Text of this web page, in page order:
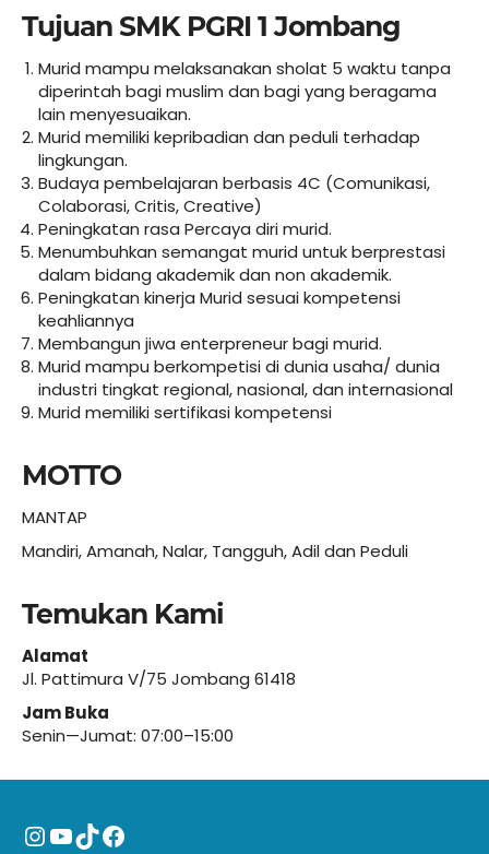
Tujuan SMK PGRI 1 Jombang
Murid mampu melaksanakan sholat 5 waktu tanpa
diperintah bagi muslim dan bagi yang beragama
lain menyesuaikan.
Murid memiliki kepribadian dan peduli terhadap
lingkungan.
Budaya pembelajaran berbasis 4C (Comunikasi,
Colaborasi, Critis, Creative)
Peningkatan rasa Percaya diri murid.
Menumbuhkan semangat murid untuk berprestasi
dalam bidang akademik dan non akademik.
Peningkatan kinerja Murid sesuai kompetensi
keahliannya
Membangun jiwa enterpreneur bagi murid.
Murid mampu berkompetisi di dunia usaha/ dunia
industri tingkat regional, nasional, dan internasional
Murid memiliki sertifikasi kompetensi
MOTTO
MANTAP
Mandiri, Amanah, Nalar, Tangguh, Adil dan Peduli
Temukan Kami
Alamat
Jl. Pattimura V/75 Jombang 61418
Jam Buka
Senin—Jumat: 07:00–15:00
Instagram
YouTube
TikTokFacebook